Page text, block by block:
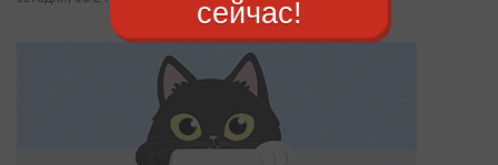
сейчас!